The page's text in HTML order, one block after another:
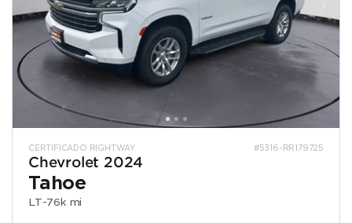
CERTIFICADO RIGHTWAY #5316-RR179725
Chevrolet 2024
Tahoe
LT-76k mi